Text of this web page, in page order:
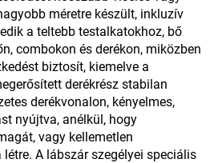
méretre készült, inkluzív
a teltebb testalkatokhoz, bő
combokon és derékon, miközben
biztosít, kiemelve a
derékrész stabilan
derékvonalon, kényelmes,
nyújtva, anélkül, hogy
vagy kellemetlen
A lábszár szegélyei speciális